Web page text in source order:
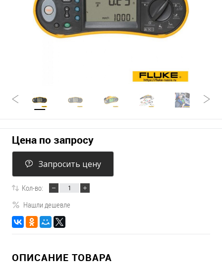
Цена по запросу
Запросить цену
Кол-во:
Нашли дешевле
ОПИСАНИЕ ТОВАРА